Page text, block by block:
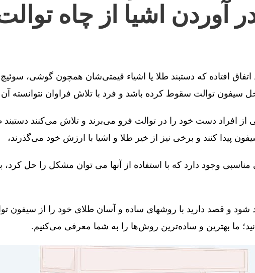
آوردن اشیا از چاه
اتفاق افتاده که دستبند طلا یا اشیاء قیمتی‌شان همچون گوشی،
سیفون توالت سقوط کرده باشد و فرد با تلاش فراوان نتوانسته آن
از افراد دست خود را در توالت فرو می‌برند و تلاش می‌کنند دستبند
پیدا کنند و برخی نیز از خیر طلا و اشیا با ارزش خود می‌گذرند،
وجود دارد که با استفاده از آنها می توان مشکل را حل
شود و قصد دارید با روشهای ساده و آسان طلای خود را از سیفون
ما بهترین و ساده‌ترین روش‌ها را به شما معرفی می‌کنیم.